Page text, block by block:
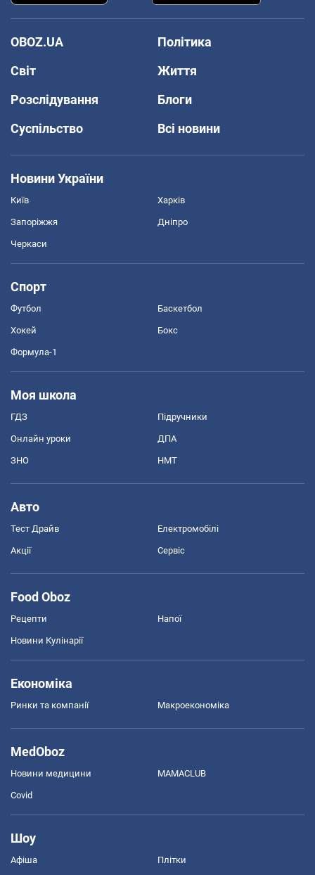
OBOZ.UA
Політика
Світ
Життя
Розслідування
Блоги
Суспільство
Всі новини
Новини України
Київ Харків
Запоріжжя Дніпро
Черкаси
Спорт
Футбол Баскетбол
Хокей Бокс
Формула-1
Моя школа
ГДЗ Підручники
Онлайн уроки ДПА
ЗНО НМТ
Авто
Тест Драйв Електромобілі
Акції Сервіс
Food Oboz
Рецепти Напої
Новини Кулінарії
Економіка
Ринки та компанії Макроекономіка
MedOboz
Новини медицини MAMACLUB
Covid
Шоу
Афіша Плітки